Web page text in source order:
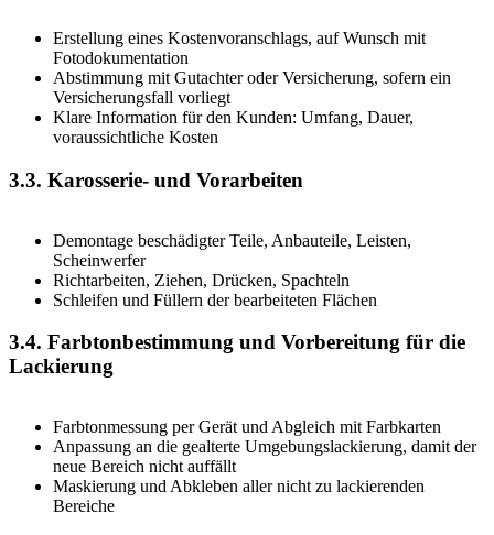
Erstellung eines Kostenvoranschlags, auf Wunsch mit
Fotodokumentation
Abstimmung mit Gutachter oder Versicherung, sofern ein
Versicherungsfall vorliegt
Klare Information für den Kunden: Umfang, Dauer,
voraussichtliche Kosten
3.3. Karosserie- und Vorarbeiten
Demontage beschädigter Teile, Anbauteile, Leisten,
Scheinwerfer
Richtarbeiten, Ziehen, Drücken, Spachteln
Schleifen und Füllern der bearbeiteten Flächen
3.4. Farbtonbestimmung und Vorbereitung für die
Lackierung
Farbtonmessung per Gerät und Abgleich mit Farbkarten
Anpassung an die gealterte Umgebungslackierung, damit der
neue Bereich nicht auffällt
Maskierung und Abkleben aller nicht zu lackierenden
Bereiche